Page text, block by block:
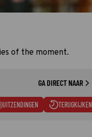
of the moment.
GA DIRECT NAAR
UITZENDINGEN TERUGKIJKEN